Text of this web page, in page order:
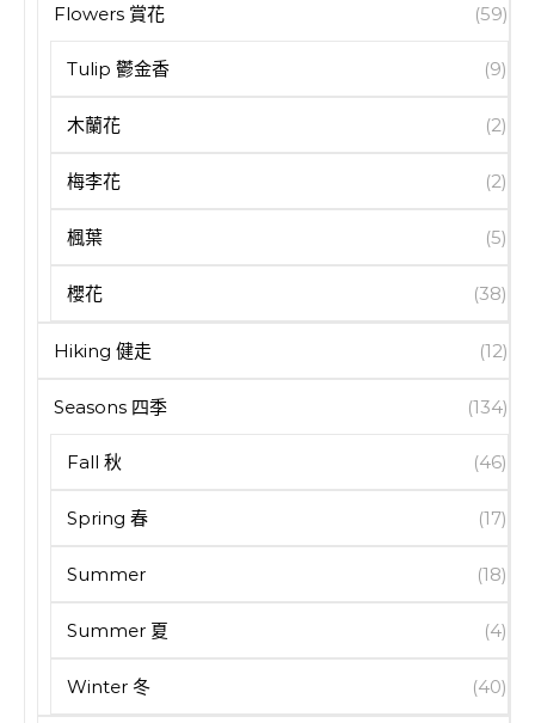
Flowers 賞花 (59)
Tulip 鬱金香 (9)
木蘭花 (2)
梅李花 (2)
楓葉 (5)
櫻花 (38)
Hiking 健走 (12)
Seasons 四季 (134)
Fall 秋 (46)
Spring 春 (17)
Summer (18)
Summer 夏 (4)
Winter 冬 (40)